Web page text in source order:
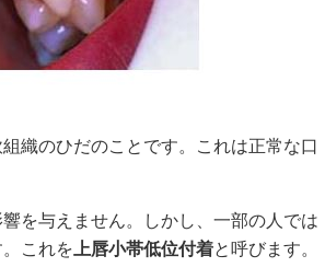
織のひだのことです。これは正常な口
を与えません。しかし、一部の人では
これを上唇小帯低位付着と呼びます。